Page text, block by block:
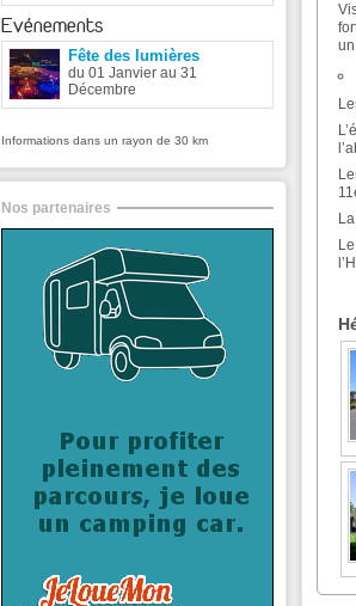
Evénements
Fête des lumières
du 01 Janvier au 31
Décembre
Informations dans un rayon de 30 km
Nos partenaires